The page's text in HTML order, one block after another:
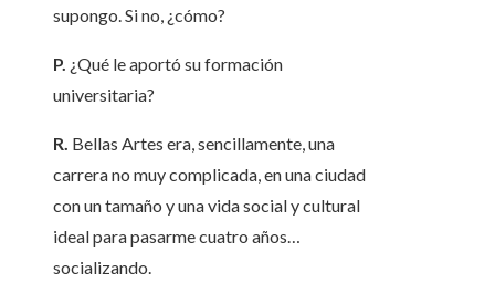
supongo. Si no, ¿cómo?
P. ¿Qué le aportó su formación
universitaria?
R. Bellas Artes era, sencillamente, una
carrera no muy complicada, en una ciudad
con un tamaño y una vida social y cultural
ideal para pasarme cuatro años…
socializando.